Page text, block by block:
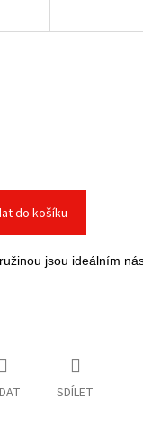
do košíku
jsou ideálním
SDÍLET